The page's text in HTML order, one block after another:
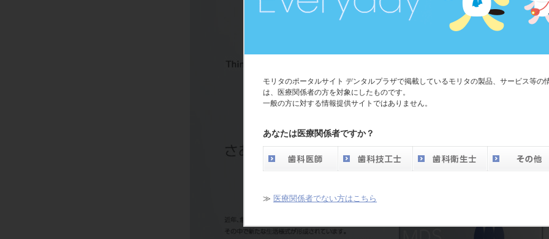
モリタのポータルサイト デンタルプラザで掲載しているモリタの製品、サービス等の
は、医療関係者の方を対象にしたものです。
一般の方に対する情報提供サイトではありません。
あなたは医療関係者ですか？
≫ 医療関係者でない方はこちら